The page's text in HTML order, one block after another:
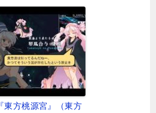
『東方桃源宮』（東方